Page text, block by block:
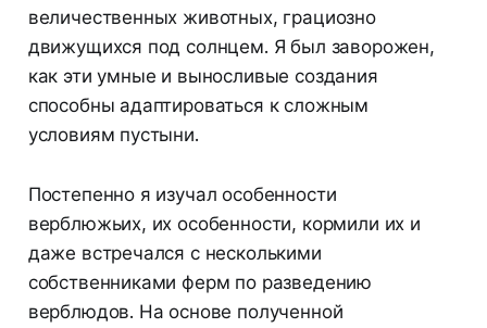
величественных животных, грациозно
движущихся под солнцем. Я был заворожен,
как эти умные и выносливые создания
способны адаптироваться к сложным
условиям пустыни.
Постепенно я изучал особенности
верблюжьих, их особенности, кормили их и
даже встречался с несколькими
собственниками ферм по разведению
верблюдов. На основе полученной